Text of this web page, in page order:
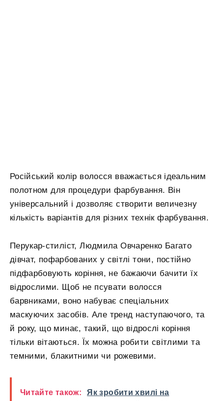
Російський колір волосся вважається ідеальним
полотном для процедури фарбування. Він
універсальний і дозволяє створити величезну
кількість варіантів для різних технік фарбування.
Перукар-стиліст, Людмила Овчаренко Багато
дівчат, пофарбованих у світлі тони, постійно
підфарбовують коріння, не бажаючи бачити їх
відрослими. Щоб не псувати волосся
барвниками, воно набуває спеціальних
маскуючих засобів. Але тренд наступаючого, та
й року, що минає, такий, що відрослі коріння
тільки вітаються. Їх можна робити світлими та
темними, блакитними чи рожевими.
Читайте також:
Як зробити хвилі на